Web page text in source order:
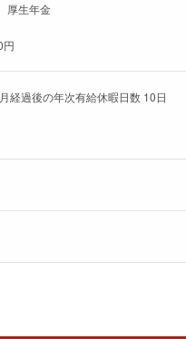
厚生年金
円
経過後の年次有給休暇日数 10日